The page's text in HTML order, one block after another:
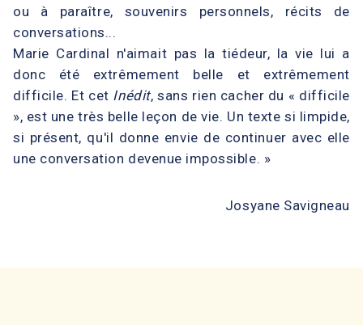
ou à paraître, souvenirs personnels, récits de
conversations...
Marie Cardinal n'aimait pas la tiédeur, la vie lui a
donc été extrêmement belle et extrêmement
difficile. Et cet Inédit, sans rien cacher du « difficile
», est une très belle leçon de vie. Un texte si limpide,
si présent, qu'il donne envie de continuer avec elle
une conversation devenue impossible. »
Josyane Savigneau